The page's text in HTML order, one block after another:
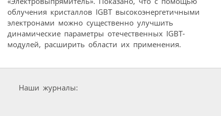
облучения кристаллов IGBT высокоэнергетичными
электронами можно существенно улучшить
динамические параметры отечественных IGBT-
модулей, расширить области их применения.
Наши журналы: